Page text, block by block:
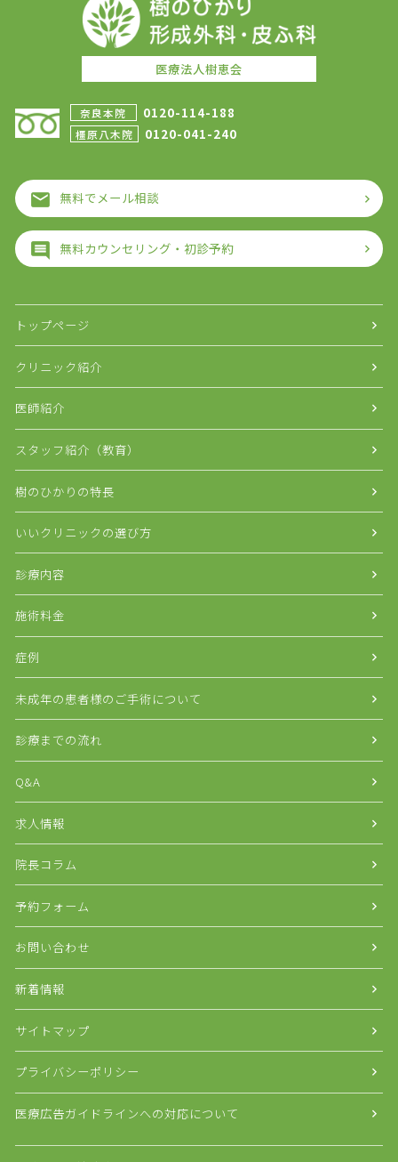
医療法人樹恵会
奈良本院 0120-114-188
橿原八木院 0120-041-240
無料でメール相談
無料カウンセリング・初診予約
トップページ
クリニック紹介
医師紹介
スタッフ紹介（教育）
樹のひかりの特長
いいクリニックの選び方
診療内容
施術料金
症例
未成年の患者様のご手術について
診療までの流れ
Q&A
求人情報
院長コラム
予約フォーム
お問い合わせ
新着情報
サイトマップ
プライバシーポリシー
医療広告ガイドラインへの対応について